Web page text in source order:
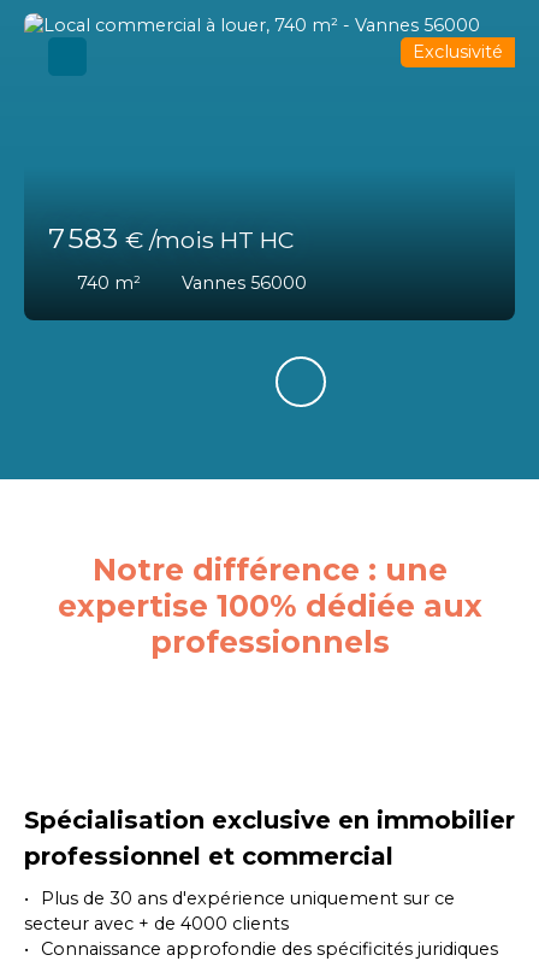
7 583 € /mois HT HC
740 m² Vannes 56000
Exclusivité
Notre différence : une
expertise 100% dédiée aux
professionnels
Spécialisation exclusive en immobilier
professionnel et commercial
Plus de 30 ans d'expérience uniquement sur ce
secteur avec + de 4000 clients
Connaissance approfondie des spécificités juridiques